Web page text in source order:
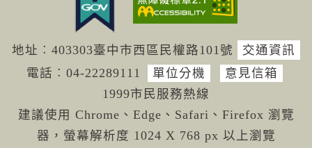
地址︰403303臺中市西區民權路101號
交通資訊
電話︰04-22289111 單位分機
意見信箱
1999市民服務熱線
建議使用 Chrome、Edge、Safari、Firefox 瀏覽
器，螢幕解析度 1024 X 768 px 以上瀏覽